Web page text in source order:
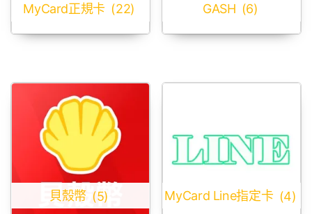
MyCard正規卡 (22) GASH (6)
貝殼幣 (5) MyCard Line指定卡 (4)